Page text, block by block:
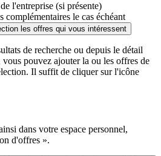
l'entreprise (si présente)
complémentaires le cas échéant
les offres qui vous intéressent
de recherche ou depuis le détail
pouvez ajouter la ou les offres de
Il suffit de cliquer sur l'icône
dans votre espace personnel,
d'offres ».